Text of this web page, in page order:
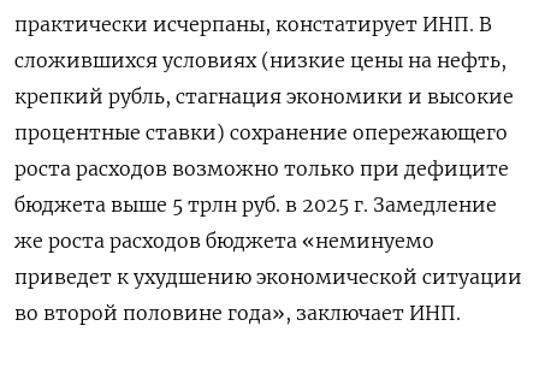
практически исчерпаны, констатирует ИНП. В
сложившихся условиях (низкие цены на нефть,
крепкий рубль, стагнация экономики и высокие
процентные ставки) сохранение опережающего
роста расходов возможно только при дефиците
бюджета выше 5 трлн руб. в 2025 г. Замедление
же роста расходов бюджета «неминуемо
приведет к ухудшению экономической ситуации
во второй половине года», заключает ИНП.